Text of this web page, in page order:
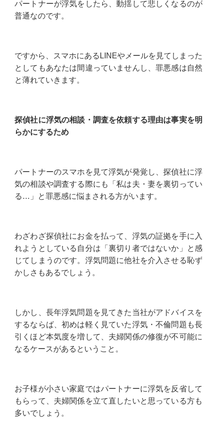
パートナーが浮気をしたら、動揺して悲しくなるのが
普通なのです。
ですから、スマホにあるLINEやメールを見てしまった
としてもあなたは間違っていませんし、罪悪感は自然
と薄れていきます。
探偵社に浮気の相談・調査を依頼する理由は事実を明
らかにするため
パートナーのスマホを見て浮気が発覚し、探偵社に浮
気の相談や調査する際にも「私は夫・妻を裏切ってい
る…」と罪悪感に悩まされる方がいます。
わざわざ探偵社にお金を払って、浮気の証拠を手に入
れようとしている自分は「裏切り者ではないか」と感
じてしまうのです。浮気問題に他社を介入させる恥ず
かしさもあるでしょう。
しかし、長年浮気問題を見てきた当社がアドバイスを
するならば、初めは軽く見ていた浮気・不倫問題も長
引くほど本気度を増して、夫婦関係の修復が不可能に
なるケースがあるということ。
お子様が小さい家庭ではパートナーに浮気を反省して
もらって、夫婦関係を立て直したいと思っている方も
多いでしょう。